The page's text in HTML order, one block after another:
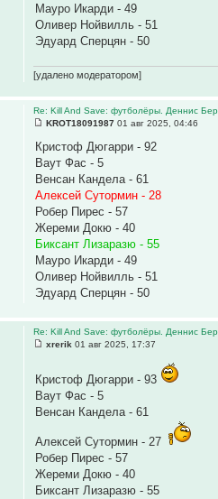
Мауро Икарди - 49
Оливер Нойвилль - 51
Эдуард Сперцян - 50
[удалено модератором]
Re: Kill And Save: футболёры. Деннис
KROT18091987 01 авг 2025, 04:46
Кристоф Дюгарри - 92
Ваут Фас - 5
Венсан Кандела - 61
Алексей Сутормин - 28
Робер Пирес - 57
Жереми Докю - 40
Биксант Лизаразю - 55
Мауро Икарди - 49
Оливер Нойвилль - 51
Эдуард Сперцян - 50
Re: Kill And Save: футболёры. Деннис
xrerik 01 авг 2025, 17:37
Кристоф Дюгарри - 93
Ваут Фас - 5
Венсан Кандела - 61
Алексей Сутормин - 27
Робер Пирес - 57
Жереми Докю - 40
Биксант Лизаразю - 55